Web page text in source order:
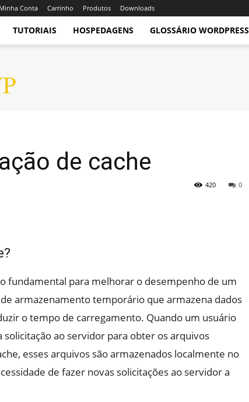
Minha Conta Carrinho Produtos Downloads
TUTORIAIS HOSPEDAGENS GLOSSÁRIO WORDPRESS
de cache
0
420
fundamental para melhorar o desempenho de um
armazenamento temporário que armazena dados
o tempo de carregamento. Quando um usuário
solicitação ao servidor para obter os arquivos
esses arquivos são armazenados localmente no
de fazer novas solicitações ao servidor a